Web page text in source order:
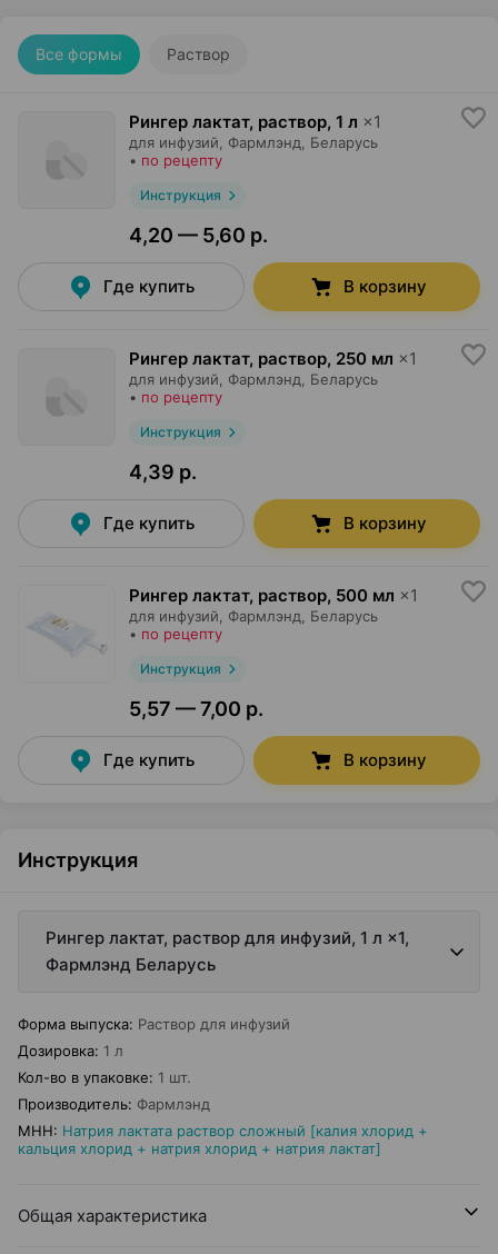
Все формы Раствор
Рингер лактат, раствор, 1 л ×1
для инфузий, Фармлэнд , Беларусь
• по рецепту
Инструкция
4,20 — 5,60 р.
Где купить В корзину
Рингер лактат, раствор, 250 мл ×1
для инфузий, Фармлэнд , Беларусь
• по рецепту
Инструкция
4,39 р.
Где купить В корзину
Рингер лактат, раствор, 500 мл ×1
для инфузий, Фармлэнд , Беларусь
• по рецепту
Инструкция
5,57 — 7,00 р.
Где купить В корзину
Инструкция
Рингер лактат, раствор для инфузий, 1 л ×1,
Фармлэнд Беларусь
Форма выпуска: Раствор для инфузий
Дозировка: 1 л
Кол-во в упаковке: 1 шт.
Производитель: Фармлэнд
МНН: Натрия лактата раствор сложный [калия хлорид +
кальция хлорид + натрия хлорид + натрия лактат]
Общая характеристика